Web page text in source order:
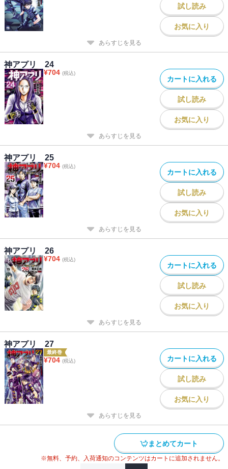
試し読み
お気に入り
あらすじを見る
神アプリ 24
¥704 (税込)
カートに入れる
試し読み
お気に入り
あらすじを見る
神アプリ 25
¥704 (税込)
カートに入れる
試し読み
お気に入り
あらすじを見る
神アプリ 26
¥704 (税込)
カートに入れる
試し読み
お気に入り
あらすじを見る
神アプリ 27
最終巻
¥704 (税込) カートに入れる
試し読み
お気に入り
あらすじを見る
まとめてカート
※無料、予約、入荷通知のコンテンツはカートに追加されません。